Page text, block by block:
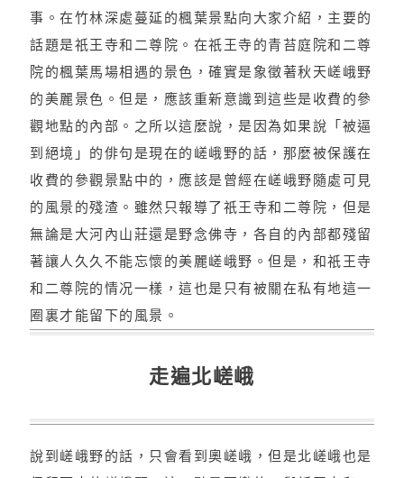
事。在竹林深處蔓延的楓葉景點向大家介紹，主要的
話題是祇王寺和二尊院。在祇王寺的青苔庭院和二尊
院的楓葉馬場相遇的景色，確實是象徵著秋天嵯峨野
的美麗景色。但是，應該重新意識到這些是收費的參
觀地點的內部。之所以這麼說，是因為如果說「被逼
到絕境」的俳句是現在的嵯峨野的話，那麼被保護在
收費的參觀景點中的，應該是曾經在嵯峨野隨處可見
的風景的殘渣。雖然只報導了祇王寺和二尊院，但是
無論是大河內山莊還是野念佛寺，各自的內部都殘留
著讓人久久不能忘懷的美麗嵯峨野。但是，和祇王寺
和二尊院的情况一樣，這也是只有被關在私有地這一
圈裏才能留下的風景。
走遍北嵯峨
說到嵯峨野的話，只會看到奧嵯峨，但是北嵯峨也是